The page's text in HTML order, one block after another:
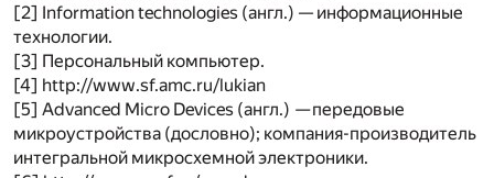
[2] Information technologies (англ.) — информационные
технологии.
[3] Персональный компьютер.
[4] http://www.sf.amc.ru/lukian
[5] Advanced Micro Devices (англ.) —передовые
микроустройства (дословно); компания-производитель
интегральной микросхемной электроники.